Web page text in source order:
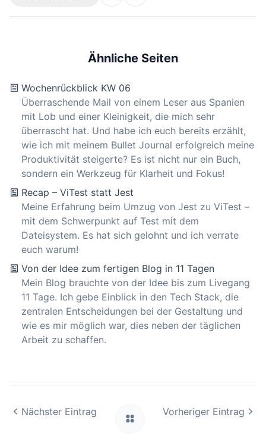
Ähnliche Seiten
Wochenrückblick KW 06
Überraschende Mail von einem Leser aus Spanien
mit Lob und einer Kleinigkeit, die mich sehr
überrascht hat. Und habe ich euch bereits erzählt,
wie ich mit meinem Bullet Journal erfolgreich meine
Produktivität steigerte? Es ist nicht nur ein Buch,
sondern ein Werkzeug für Klarheit und Fokus!
Recap – ViTest statt Jest
Meine Erfahrung beim Umzug von Jest zu ViTest –
mit dem Schwerpunkt auf Test mit dem
Dateisystem. Es hat sich gelohnt und ich verrate
euch warum!
Von der Idee zum fertigen Blog in 11 Tagen
Mein Blog brauchte von der Idee bis zum Livegang
11 Tage. Ich gebe Einblick in den Tech Stack, die
zentralen Entscheidungen bei der Gestaltung und
wie es mir möglich war, dies neben der täglichen
Arbeit zu schaffen.
Nächster Eintrag Vorheriger Eintrag